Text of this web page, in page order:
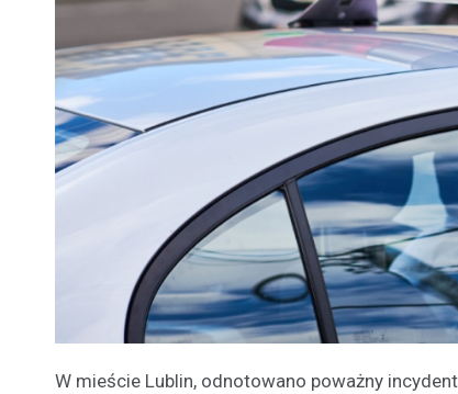
W mieście Lublin, odnotowano poważny